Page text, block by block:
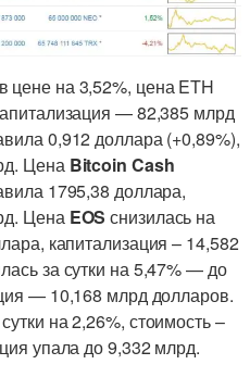
цене на 3,52%, цена ETH
— 82,385 млрд
0,912 доллара (+0,89%),
Цена Bitcoin Cash
1795,38 доллара,
Цена EOS снизилась на
капитализация – 14,582
за сутки на 5,47% — до
— 10,168 млрд долларов.
на 2,26%, стоимость –
упала до 9,332 млрд.